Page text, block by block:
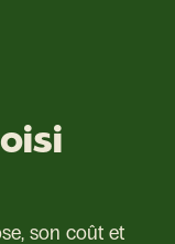
son coût et